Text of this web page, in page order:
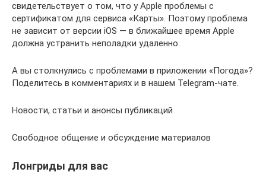
свидетельствует о том, что у Apple проблемы с
сертификатом для сервиса «Карты». Поэтому проблема
не зависит от версии iOS — в ближайшее время Apple
должна устранить неполадки удаленно.
А вы столкнулись с проблемами в приложении «Погода»?
Поделитесь в комментариях и в нашем Telegram-чате.
Новости, статьи и анонсы публикаций
Свободное общение и обсуждение материалов
Лонгриды для вас